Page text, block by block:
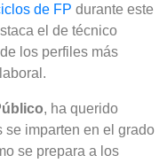
de FP durante este
el de técnico
los perfiles más
, ha querido
se imparten en el grado
se prepara a los